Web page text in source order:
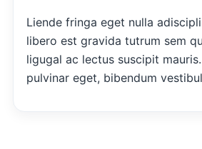
Liende fringa eget nulla
libero est gravida tutrum sem
ligugal ac lectus suscipit
pulvinar eget, bibendum